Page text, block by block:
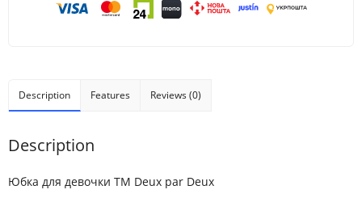
Description Features Reviews (0)
Description
Юбка для девочки ТМ Deux par Deux